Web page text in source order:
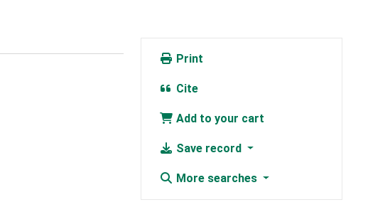
Print
Cite
Add to your cart
Save record
More searches